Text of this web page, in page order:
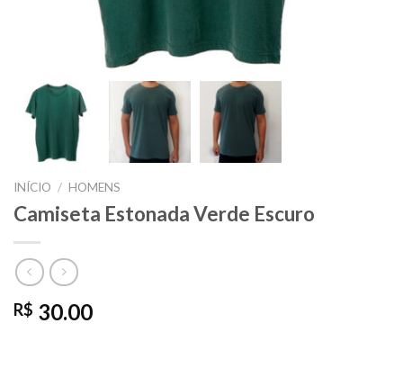
INÍCIO / HOMENS
Camiseta Estonada Verde Escuro
R$ 30.00